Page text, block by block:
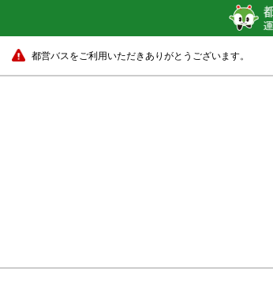
都営バスをご利用いただきありがとうございます。